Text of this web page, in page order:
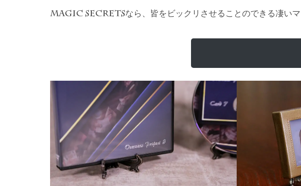
MAGIC SECRETSなら、皆をビックリさせることのできる凄い